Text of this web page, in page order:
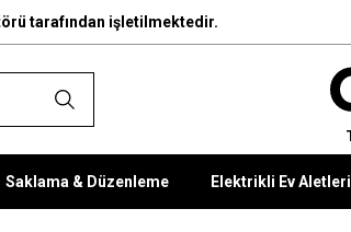
tarafından işletilmektedir.
Saklama & Düzenleme Elektrikli Ev Aletleri